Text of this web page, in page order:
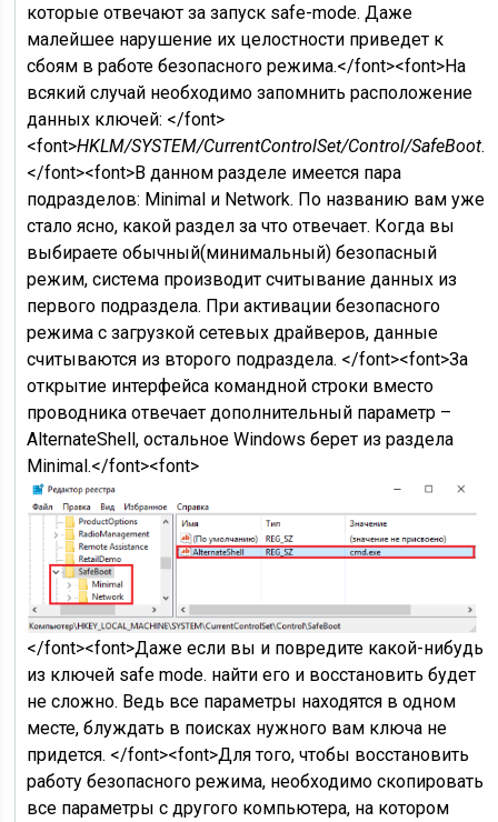
которые отвечают за запуск safe-mode. Даже
малейшее нарушение их целостности приведет к
сбоям в работе безопасного режима.</font><font>На
всякий случай необходимо запомнить расположение
данных ключей: </font>
<font>HKLM/SYSTEM/CurrentControlSet/Control/SafeBoot.
</font><font>В данном разделе имеется пара
подразделов: Minimal и Network. По названию вам уже
стало ясно, какой раздел за что отвечает. Когда вы
выбираете обычный(минимальный) безопасный
режим, система производит считывание данных из
первого подраздела. При активации безопасного
режима с загрузкой сетевых драйверов, данные
считываются из второго подраздела. </font><font>За
открытие интерфейса командной строки вместо
проводника отвечает дополнительный параметр –
AlternateShell, остальное Windows берет из раздела
Minimal.</font><font>
</font><font>Даже если вы и повредите какой-нибудь
из ключей safe mode. найти его и восстановить будет
не сложно. Ведь все параметры находятся в одном
месте, блуждать в поисках нужного вам ключа не
придется. </font><font>Для того, чтобы восстановить
работу безопасного режима, необходимо скопировать
все параметры с другого компьютера, на котором